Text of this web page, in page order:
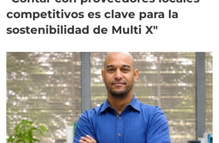
competitivos es clave para la
sostenibilidad de Multi X"